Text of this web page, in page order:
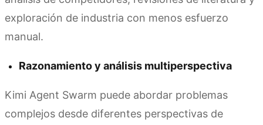
exploración de industria con menos esfuerzo
manual.
Razonamiento y análisis multiperspectiva
Kimi Agent Swarm puede abordar problemas
complejos desde diferentes perspectivas de